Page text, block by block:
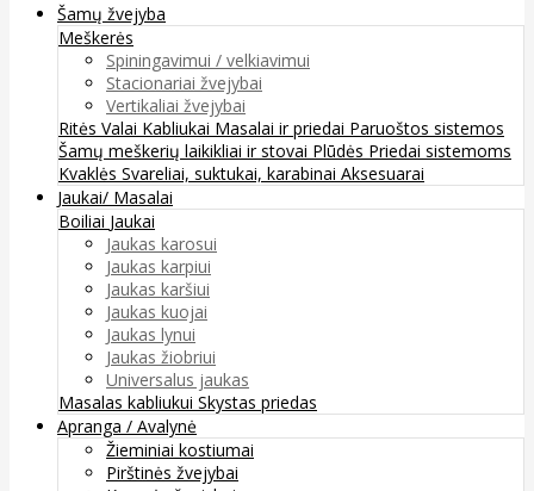
Šamų žvejyba
Meškerės
Spiningavimui / velkiavimui
Stacionariai žvejybai
Vertikaliai žvejybai
Ritės Valai Kabliukai Masalai ir priedai Paruoštos sistemos
Šamų meškerių laikikliai ir stovai Plūdės Priedai sistemoms
Kvaklės Svareliai, suktukai, karabinai Aksesuarai
Jaukai/ Masalai
Boiliai Jaukai
Jaukas karosui
Jaukas karpiui
Jaukas karšiui
Jaukas kuojai
Jaukas lynui
Jaukas žiobriui
Universalus jaukas
Masalas kabliukui Skystas priedas
Apranga / Avalynė
Žieminiai kostiumai
Pirštinės žvejybai